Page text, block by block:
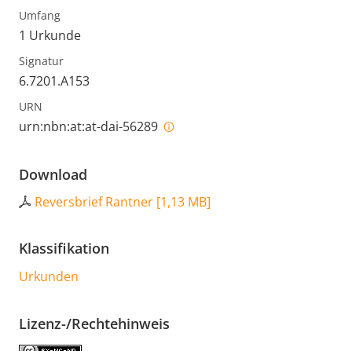
Umfang
1 Urkunde
Signatur
6.7201.A153
URN
urn:nbn:at:at-dai-56289
Download
Reversbrief Rantner [1,13 MB]
Klassifikation
Urkunden
Lizenz-/Rechtehinweis